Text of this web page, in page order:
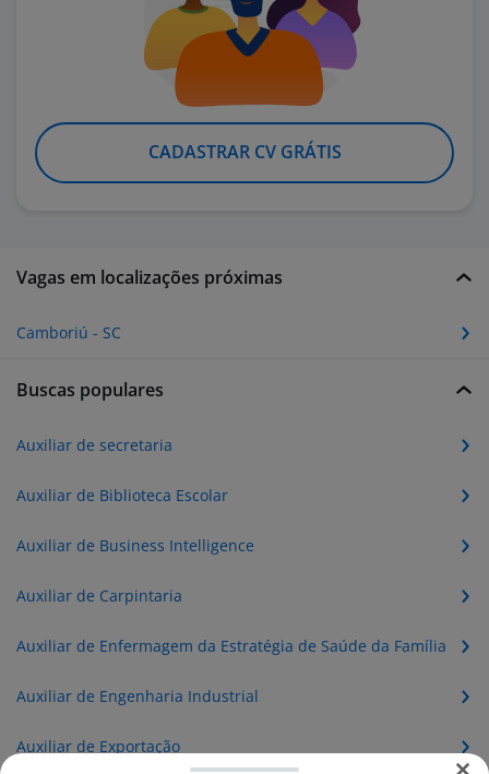
CADASTRAR CV GRÁTIS
Vagas em localizações próximas
Camboriú - SC
Buscas populares
Auxiliar de secretaria
Auxiliar de Biblioteca Escolar
Auxiliar de Business Intelligence
Auxiliar de Carpintaria
Auxiliar de Enfermagem da Estratégia de Saúde da Família
Auxiliar de Engenharia Industrial
Auxiliar de Exportação